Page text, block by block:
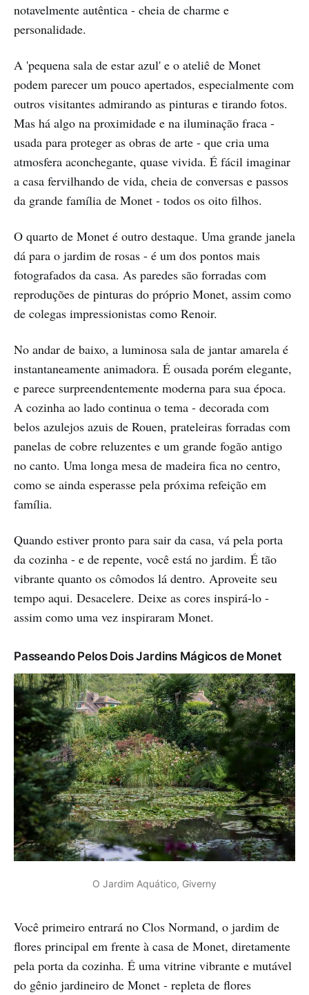
notavelmente autêntica - cheia de charme e
personalidade.
A 'pequena sala de estar azul' e o ateliê de Monet
podem parecer um pouco apertados, especialmente com
outros visitantes admirando as pinturas e tirando fotos.
Mas há algo na proximidade e na iluminação fraca -
usada para proteger as obras de arte - que cria uma
atmosfera aconchegante, quase vivida. É fácil imaginar
a casa fervilhando de vida, cheia de conversas e passos
da grande família de Monet - todos os oito filhos.
O quarto de Monet é outro destaque. Uma grande janela
dá para o jardim de rosas - é um dos pontos mais
fotografados da casa. As paredes são forradas com
reproduções de pinturas do próprio Monet, assim como
de colegas impressionistas como Renoir.
No andar de baixo, a luminosa sala de jantar amarela é
instantaneamente animadora. É ousada porém elegante,
e parece surpreendentemente moderna para sua época.
A cozinha ao lado continua o tema - decorada com
belos azulejos azuis de Rouen, prateleiras forradas com
panelas de cobre reluzentes e um grande fogão antigo
no canto. Uma longa mesa de madeira fica no centro,
como se ainda esperasse pela próxima refeição em
família.
Quando estiver pronto para sair da casa, vá pela porta
da cozinha - e de repente, você está no jardim. É tão
vibrante quanto os cômodos lá dentro. Aproveite seu
tempo aqui. Desacelere. Deixe as cores inspirá-lo -
assim como uma vez inspiraram Monet.
Passeando Pelos Dois Jardins Mágicos de Monet
O Jardim Aquático, Giverny
Você primeiro entrará no Clos Normand, o jardim de
flores principal em frente à casa de Monet, diretamente
pela porta da cozinha. É uma vitrine vibrante e mutável
do gênio jardineiro de Monet - repleta de flores